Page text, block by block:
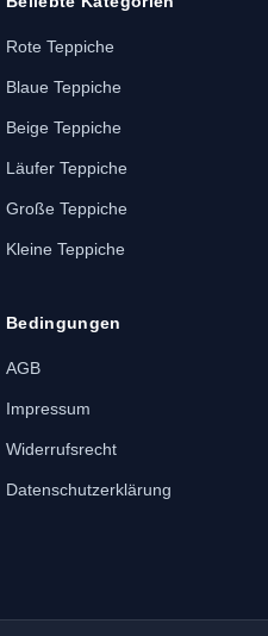
Rote Teppiche
Blaue Teppiche
Beige Teppiche
Läufer Teppiche
Große Teppiche
Kleine Teppiche
Bedingungen
AGB
Impressum
Widerrufsrecht
Datenschutzerklärung